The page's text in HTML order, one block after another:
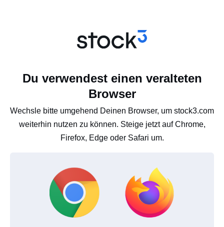
Du verwendest einen veralteten
Browser
Wechsle bitte umgehend Deinen Browser, um stock3.com
weiterhin nutzen zu können. Steige jetzt auf Chrome,
Firefox, Edge oder Safari um.